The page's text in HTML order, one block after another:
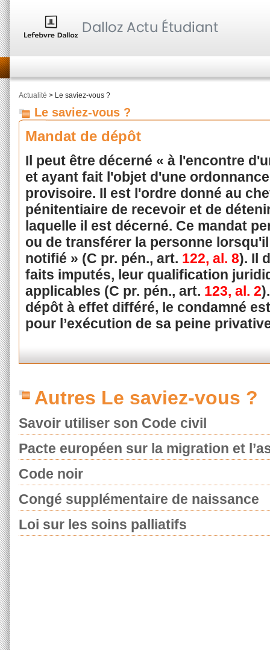
Actualité > Le saviez-vous ?
Le saviez-vous ?
Mandat de dépôt
Il peut être décerné « à l'encontre
et ayant fait l'objet d'une
provisoire. Il est l'ordre donné au
pénitentiaire de recevoir et de
laquelle il est décerné. Ce mandat
ou de transférer la personne
notifié » (C pr. pén., art. 122, al. 8). Il
faits imputés, leur qualification
applicables (C pr. pén., art. 123, al. 2
dépôt à effet différé, le condamné
pour l’exécution de sa peine
Autres Le saviez-vous ?
Savoir utiliser son Code civil
Pacte européen sur la migration et
Code noir
Congé supplémentaire de naissance
Loi sur les soins palliatifs